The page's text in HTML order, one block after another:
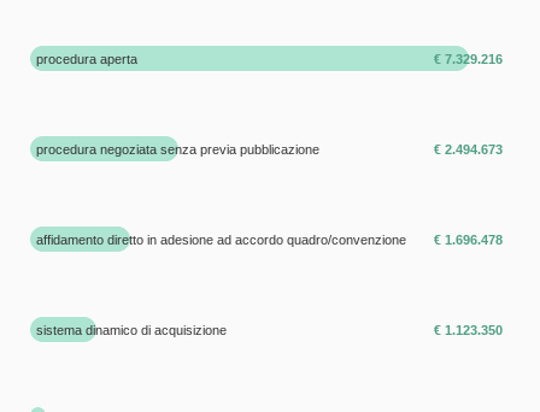
procedura aperta
procedura negoziata senza previa pubblicazione
affidamento diretto in adesione ad accordo quadro/convenzione
sistema dinamico di acquisizione
€ 7.329.216
€ 2.494.673
€ 1.123.350
€ 1.696.478